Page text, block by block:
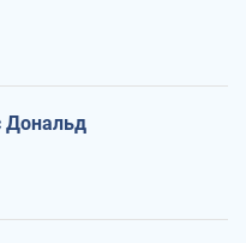
Дональд